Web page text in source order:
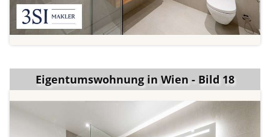
Eigentumswohnung in Wien - Bild 18